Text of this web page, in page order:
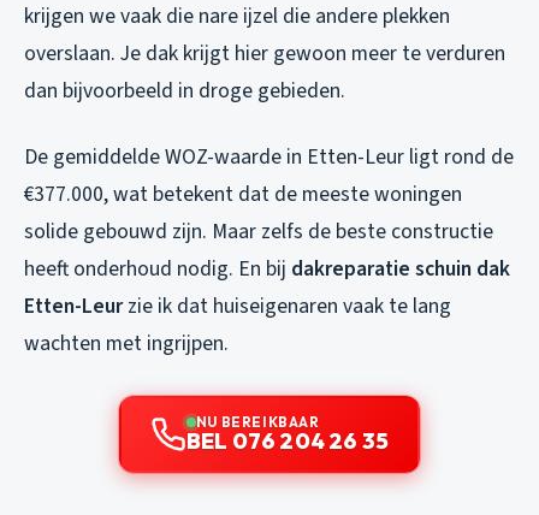
krijgen we vaak die nare ijzel die andere plekken
overslaan. Je dak krijgt hier gewoon meer te verduren
dan bijvoorbeeld in droge gebieden.
De gemiddelde WOZ-waarde in Etten-Leur ligt rond de
€377.000, wat betekent dat de meeste woningen
solide gebouwd zijn. Maar zelfs de beste constructie
heeft onderhoud nodig. En bij dakreparatie schuin dak
Etten-Leurzie ik dat huiseigenaren vaak te lang
wachten met ingrijpen.
NU BEREIKBAAR
BEL 076 204 26 35